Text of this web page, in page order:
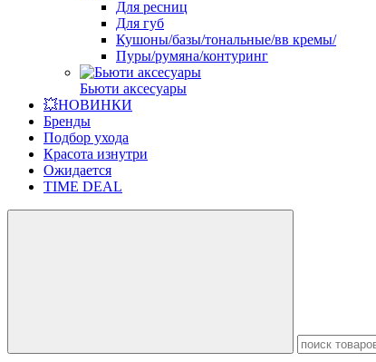
Для ресниц
Для губ
Кушоны/базы/тональные/вв кремы/
Пуры/румяна/контуринг
Бьюти аксесуары
💥НОВИНКИ
Бренды
Подбор ухода
Красота изнутри
Ожидается
TIME DEAL